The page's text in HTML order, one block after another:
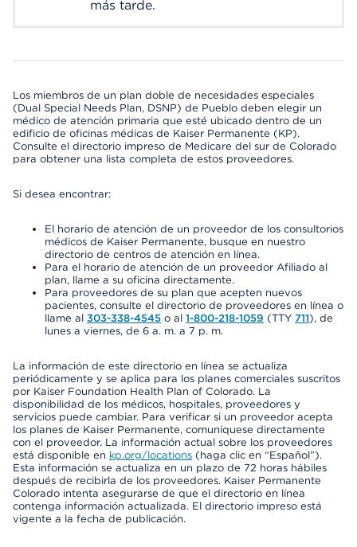
más tarde.
Los miembros de un plan doble de necesidades especiales
(Dual Special Needs Plan, DSNP) de Pueblo deben elegir un
médico de atención primaria que esté ubicado dentro de un
edificio de oficinas médicas de Kaiser Permanente (KP).
Consulte el directorio impreso de Medicare del sur de Colorado
para obtener una lista completa de estos proveedores.
Si desea encontrar:
El horario de atención de un proveedor de los consultorios
médicos de Kaiser Permanente, busque en nuestro
directorio de centros de atención en línea.
Para el horario de atención de un proveedor Afiliado al
plan, llame a su oficina directamente.
Para proveedores de su plan que acepten nuevos
pacientes, consulte el directorio de proveedores en línea o
llame al 303-338-4545 o al 1-800-218-1059 (TTY 711), de
lunes a viernes, de 6 a. m. a 7 p. m.
La información de este directorio en línea se actualiza
periódicamente y se aplica para los planes comerciales suscritos
por Kaiser Foundation Health Plan of Colorado. La
disponibilidad de los médicos, hospitales, proveedores y
servicios puede cambiar. Para verificar si un proveedor acepta
los planes de Kaiser Permanente, comuníquese directamente
con el proveedor. La información actual sobre los proveedores
está disponible en kp.org/locations (haga clic en “Español”).
Esta información se actualiza en un plazo de 72 horas hábiles
después de recibirla de los proveedores. Kaiser Permanente
Colorado intenta asegurarse de que el directorio en línea
contenga información actualizada. El directorio impreso está
vigente a la fecha de publicación.